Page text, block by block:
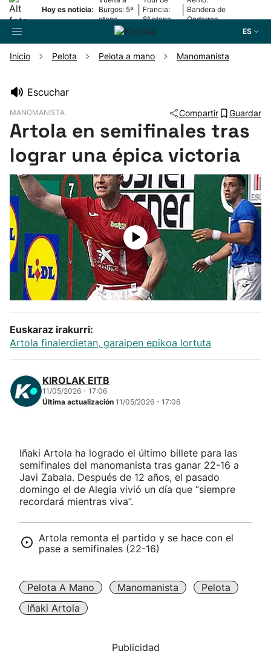
Hoy es noticia:
Burgos: 5ª
etapa
Francia:
8ª etapa
Bandera de
Ondarroa
ES
Pelota
Remo
Baloncesto
Ciclismo
Herri-kirolak
Balonmano
Kirolak 360
Atletismo
Más deportes
"Helmuga"
Inicio Pelota Pelota a mano Manomanista
Escuchar
MANOMANISTA Compartir Guardar
Artola en semifinales tras
lograr una épica victoria
Euskaraz irakurri:
Artola finalerdietan, garaipen epikoa lortuta
KIROLAK EITB
11/05/2026 - 17:06
Última actualización 11/05/2026 - 17:06
Iñaki Artola ha logrado el último billete para las
semifinales del manomanista tras ganar 22-16 a
Javi Zabala. Después de 12 años, el pasado
domingo el de Alegia vivió un día que “siempre
recordará mientras viva”.
Artola remonta el partido y se hace con el
pase a semifinales (22-16)
Pelota A Mano Manomanista
Pelota
Iñaki Artola
Publicidad